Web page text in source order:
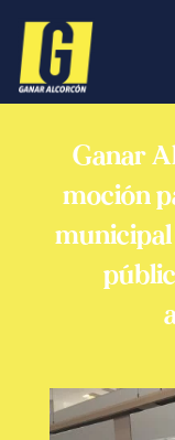
Ganar
moción